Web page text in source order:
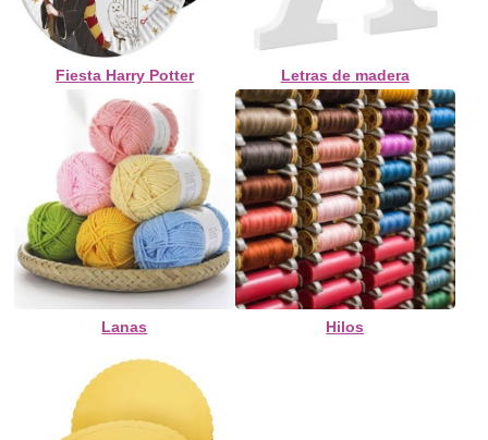
Fiesta Harry Potter Letras de madera
Lanas Hilos